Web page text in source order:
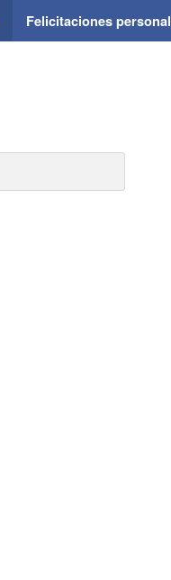
Felicitaciones